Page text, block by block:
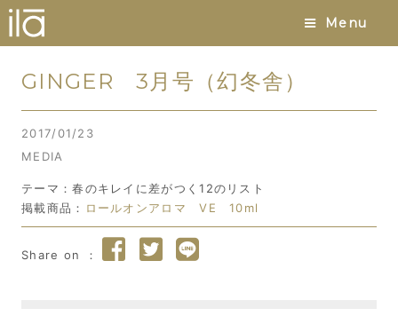
Menu
GINGER 3月号（幻冬舎）
2017/01/23
MEDIA
テーマ：春のキレイに差がつく12のリスト
掲載商品： ロールオンアロマ VE 10ml